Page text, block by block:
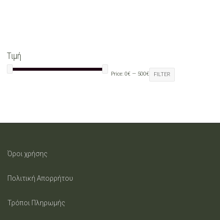
Τιμή
FILTER
Price:0€ — 500€
Όροι χρήσης
Πολιτική Απορρήτου
Τρόποι Πληρωμής